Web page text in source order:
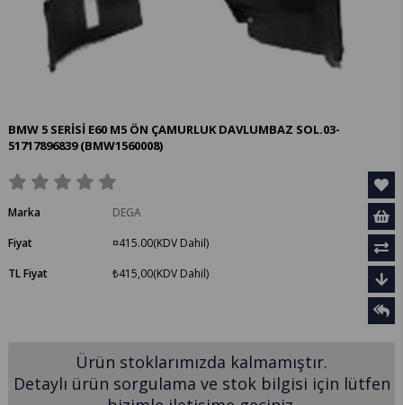
BMW 5 SERİSİ E60 M5 ÖN ÇAMURLUK DAVLUMBAZ SOL.03-
51717896839(BMW1560008)
Marka
DEGA
Fiyat
¤415.00(KDV Dahil)
TL Fiyat
₺415,00(KDV Dahil)
Ürün stoklarımızda kalmamıştır.
Detaylı ürün sorgulama ve stok bilgisi için lütfen